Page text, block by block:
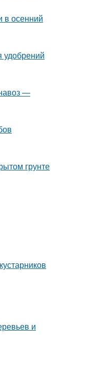
в осенний
удобрений
—
грунте
и